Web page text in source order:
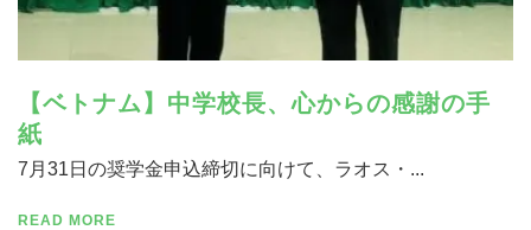
【ベトナム】中学校長、心からの感謝の手
紙
7月31日の奨学金申込締切に向けて、ラオス・...
READ MORE